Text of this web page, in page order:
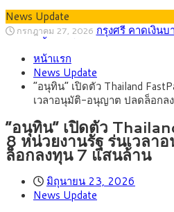
News Update
กรกฎาคม 27, 2026 กรุงศรี คาดเงิน
หน้ารถไฟฟ้าสงขลา โมโนเรล 12.54
สิงหาคม 4, 2026
รายหัวเพียง 2,618 บาท เสนอทบทว
งานจริง
สิงหาคม 3, 2026 กรุงศรี คาดเงินบา
33.00-33.60 ติดตามข้อมูลจ้างงาน
สิงหาคม 1, 2026 “เอกนิติ” เปิดเครื่อ
เดินหน้า 5 ยุทธศาสตร์ รื้อโครงสร้าง
ศักยภาพ
กรกฎาคม 27, 2026 ภัยเงียบใกล้ตัวเด็
ติดลายการ์ตูน กรมศุลกากร เตือนผู้ปก
ใหญ่จากเยอรมนี
หน้าแรก
News Update
“อนุทิน” เปิดตัว Thailand
เวลาอนุมัติ-อนุญาต ปลดล็อกล
“อนุทิน” เปิดตัว
8 หน่วยงานรัฐ ร่นเวล
ล็อกลงทุน 7 แสนล้าน
มิถุนายน 23, 2026
News Update